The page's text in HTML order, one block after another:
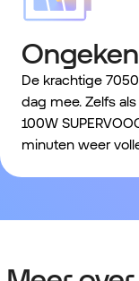
De krachtige
dag mee. Zelfs
100W
minuten weer